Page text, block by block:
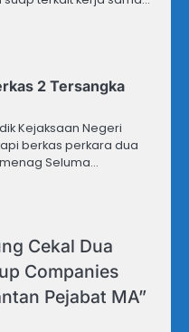
2 Tersangka
Kejaksaan Negeri
berkas perkara dua
Seluma…
Cekal Dua
Companies
Pejabat MA”